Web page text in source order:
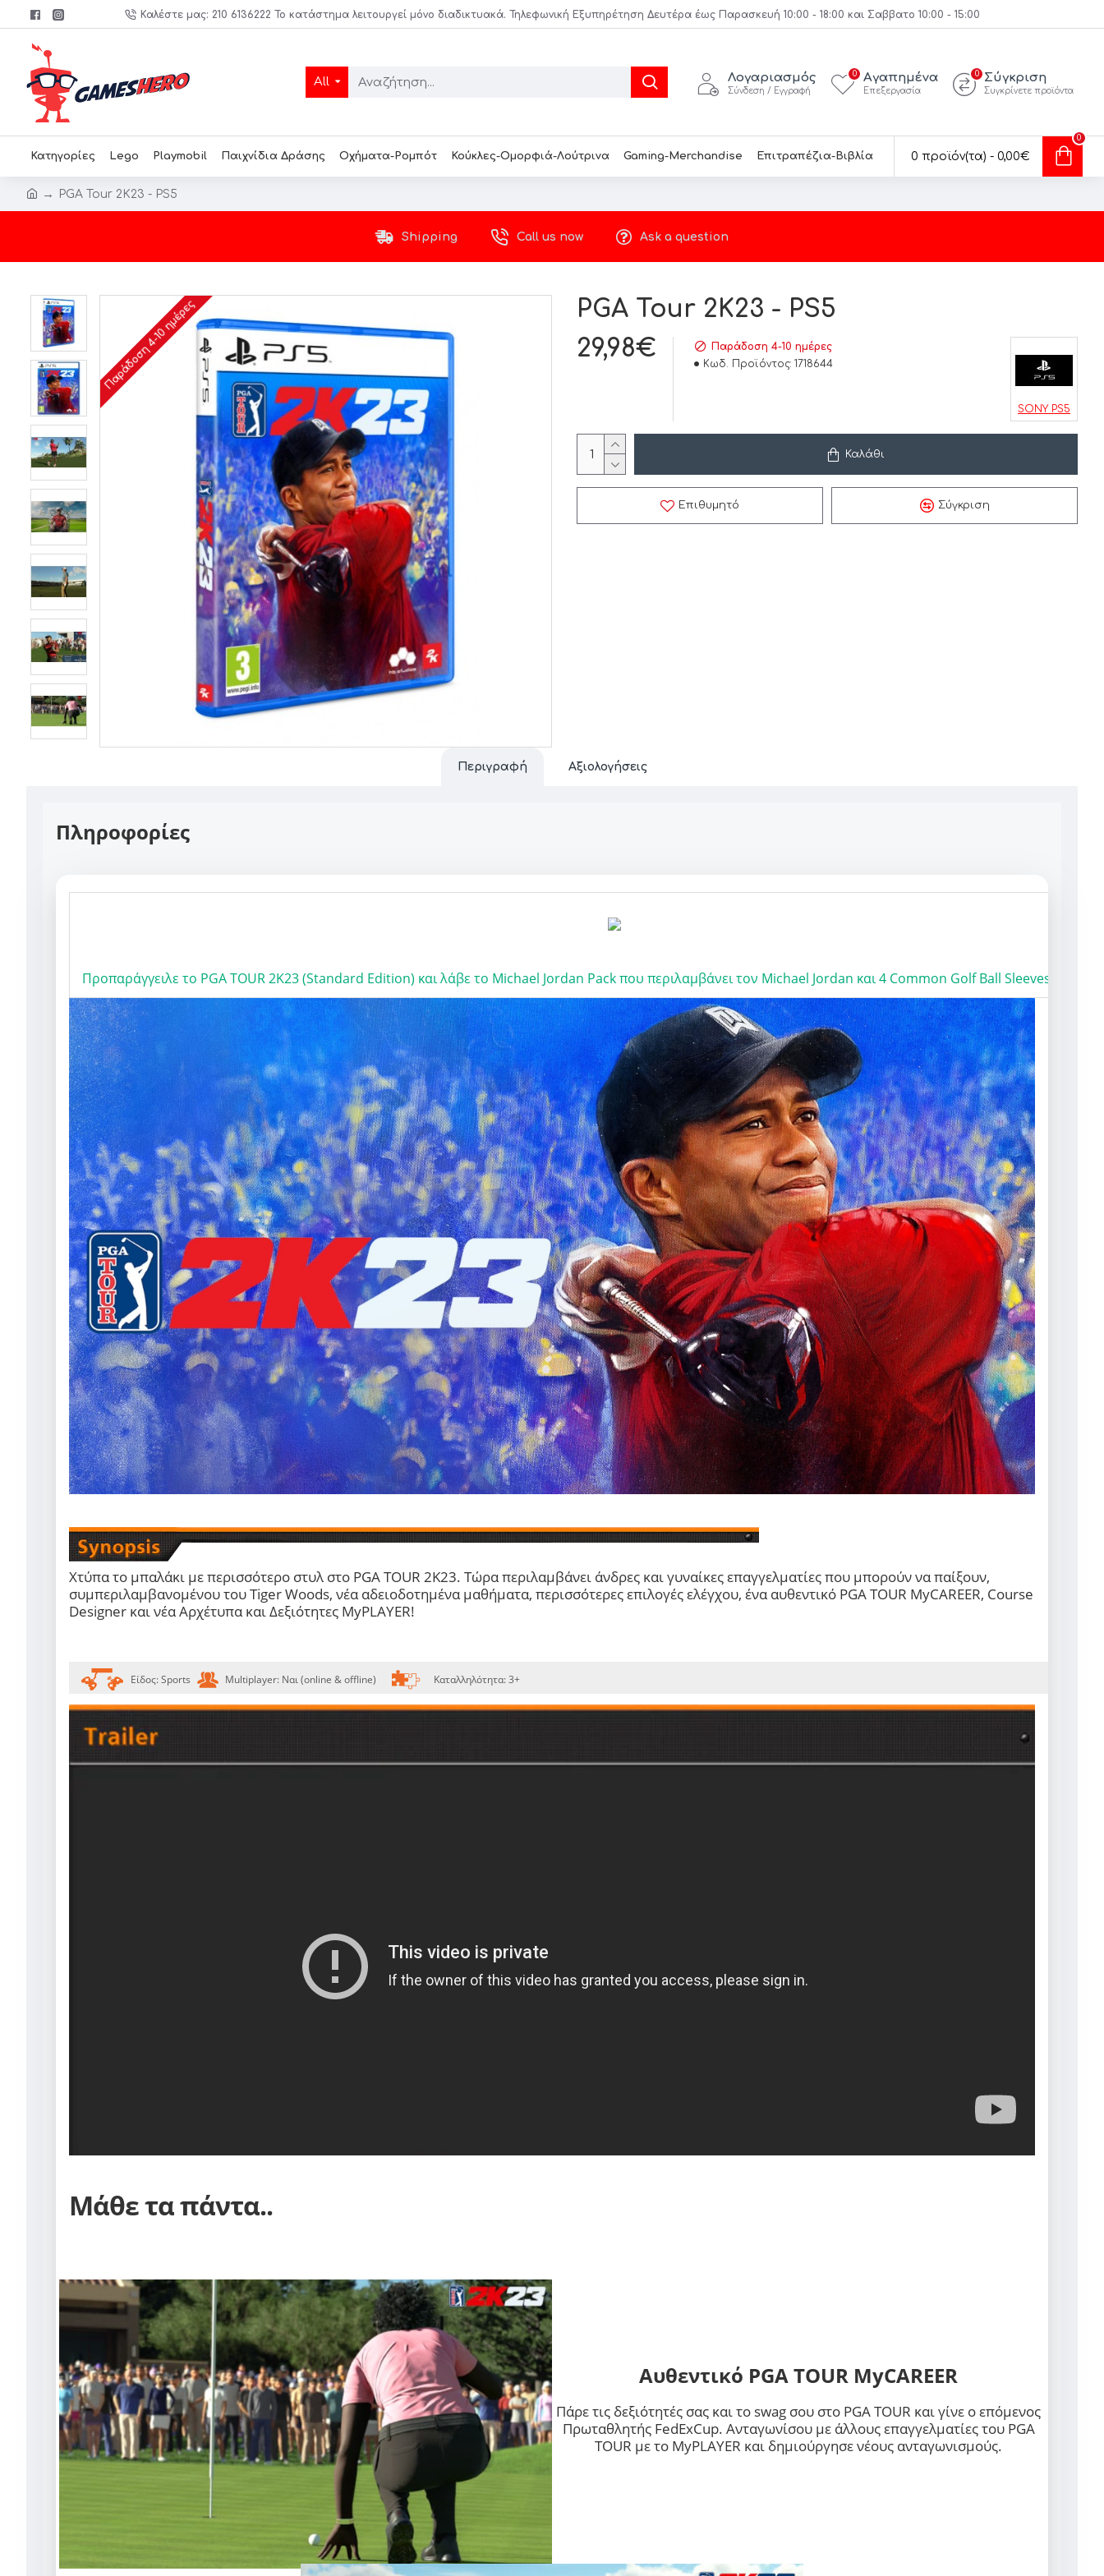
Καλέστε μας: 210 6136222 Το κατάστημα λειτουργεί μόνο διαδικτυακά. Τηλεφωνική Εξυπηρέτηση Δευτέρα έως Παρασκευή 10:00 - 18:00 και Σαββατο 10:00 - 15:00
All Λογαριασμός
Σύνδεση / Εγγραφή
Αγαπημένα
Επεξεργασία
0 Σύγκριση
Συγκρίνετε προϊόντα
0
Κατηγορίες Lego Playmobil Παιχνίδια Δράσης Οχήματα-Ρομπότ Κούκλες-Ομορφιά-Λούτρινα Gaming-Merchandise Επιτραπέζια-Βιβλία 0 προϊόν(τα) - 0,00€
0
PGA Tour 2K23 - PS5
Shipping Call us now Ask a question
Παράδοση 4-10 ημέρες
PGA Tour 2K23 - PS5
29,98€
Παράδοση 4-10 ημέρες
Κωδ. Προϊόντος: 1718644
SONY PS5
Καλάθι
Επιθυμητό Σύγκριση
Περιγραφή Αξιολογήσεις
Πληροφορίες
Προπαράγγειλε το PGA TOUR 2K23 (Standard Edition) και λάβε το Michael Jordan Packπου περιλαμβάνει τον Michael Jordan και4 Common Golf Ball Sleeves
Χτύπα το μπαλάκι με περισσότερο στυλ στο PGA TOUR 2K23. Τώρα περιλαμβάνει άνδρες και γυναίκες επαγγελματίες που μπορούν να παίξουν,
συμπεριλαμβανομένου τουTiger Woods, νέα αδειοδοτημένα μαθήματα, περισσότερες επιλογές ελέγχου, ένα αυθεντικό PGA TOUR MyCAREER, Course
Designer και νέα Αρχέτυπα και Δεξιότητες MyPLAYER!
Είδος:Sports Multiplayer: Ναι (online & offline) Καταλληλότητα:3+
Μάθε τα πάντα..
Αυθεντικό PGA TOUR MyCAREER
Πάρε τις δεξιότητές σας και το swag σου στο PGA TOUR και γίνε ο επόμενος
Πρωταθλητής FedExCup. Ανταγωνίσου με άλλους επαγγελματίες του PGA
TOUR με το MyPLAYER και δημιούργησε νέους ανταγωνισμούς.